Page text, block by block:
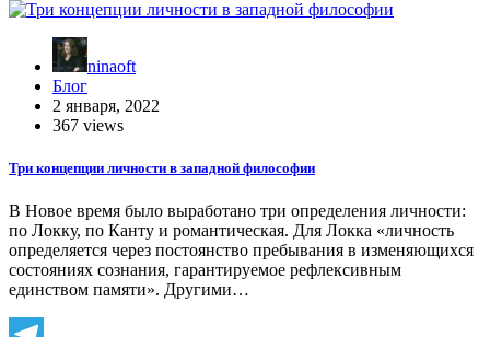
ninaoft
Блог
2 января, 2022
367 views
Три концепции личности в западной философии
В Новое время было выработано три определения личности:
по Локку, по Канту и романтическая. Для Локка «личность
определяется через постоянство пребывания в изменяющихся
состояниях сознания, гарантируемое рефлексивным
единством памяти». Другими…